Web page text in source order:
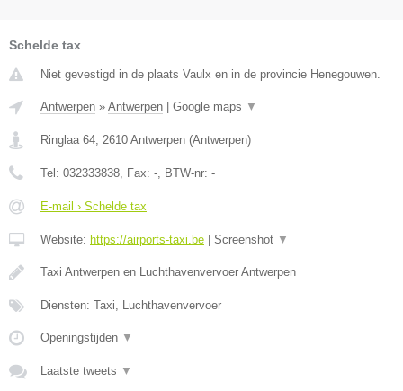
Schelde tax
Niet gevestigd in de plaats Vaulx en in de provincie Henegouwen.
Antwerpen » Antwerpen Google maps ▼
Ringlaa 64, 2610 Antwerpen (Antwerpen)
Tel: 032333838, Fax: -, BTW-nr: -
E-mail › Schelde tax
Website: https://airports-taxi.be Screenshot ▼
Taxi Antwerpen en Luchthavenvervoer Antwerpen
Diensten: Taxi, Luchthavenvervoer
Openingstijden ▼
Laatste tweets ▼